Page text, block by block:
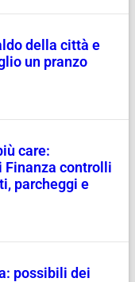
della città e
un pranzo
care:
Finanza controlli
parcheggi e
possibili dei